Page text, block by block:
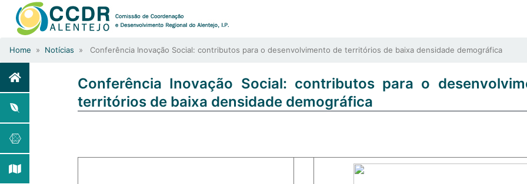
Home » Notícias » Conferência Inovação Social: contributos para o desenvolvimento de territórios de baixa densidade demográfica
Conferência Inovação Social: contributos para o
territórios de baixa densidade demográfica